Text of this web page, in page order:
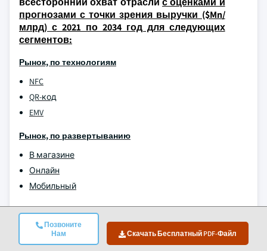
Позвоните
Нам
Скачать Бесплатный PDF-Файл
прогнозами с точки зрения выручки ($Mn/
млрд) с 2021 по 2034 год для следующих
сегментов:
Рынок, по технологиям
NFC
QR-код
EMV
Рынок, по развертыванию
В магазине
Онлайн
Мобильный
Рыночный, по способу оплаты
Кредитные карты
Дебетовые карты